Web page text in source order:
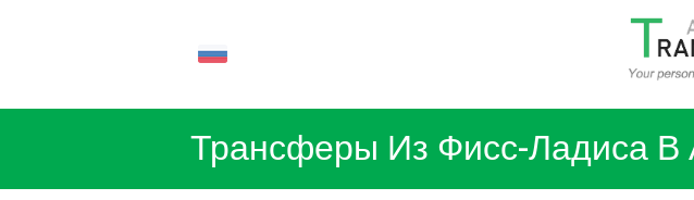
Трансферы Из Фисс-Ладиса